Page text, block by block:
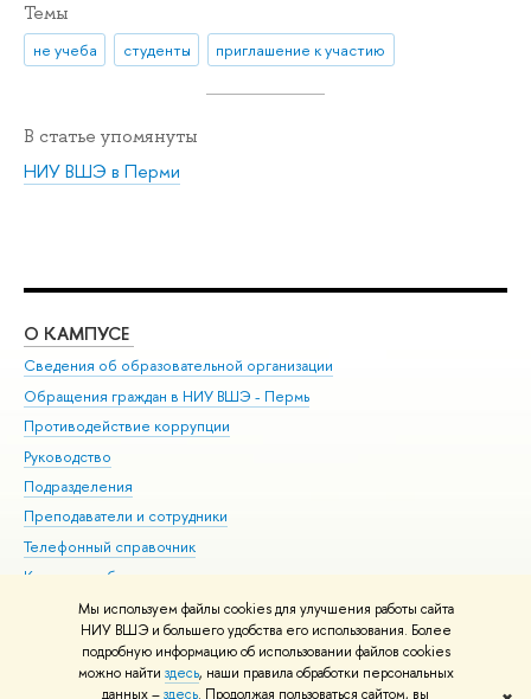
Мы используем файлы cookies для улучшения работы сайта
НИУ ВШЭ и большего удобства его использования. Более
подробную информацию об использовании файлов cookies
можно найти здесь, наши правила обработки персональных
данных –здесь. Продолжая пользоваться сайтом, вы
Темы
не учеба студенты приглашение к участию
В статье упомянуты
НИУ ВШЭ в Перми
О КАМПУСЕ
Сведения об образовательной организации
Обращения граждан в НИУ ВШЭ - Пермь
Противодействие коррупции
Руководство
Подразделения
Преподаватели и сотрудники
Телефонный справочник
Корпуса и общежития
ВШЭ для студентов с ограниченными возможностями
здоровья и инвалидностью
Единая платежная страница